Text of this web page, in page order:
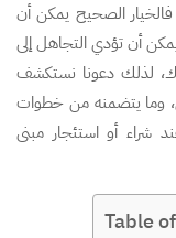
الصحيح يمكن أن
أن تؤدي التجاهل إلى
لذلك دعونا نستكشف
وما يتضمنه من خطوات
شراء أو استئجار مبنى
Table